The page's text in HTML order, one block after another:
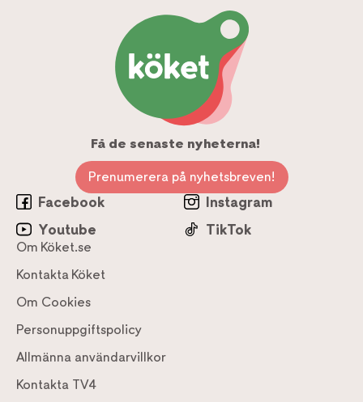
Få de senaste nyheterna!
Prenumerera på nyhetsbreven!
Facebook
Instagram
Youtube
TikTok
Om Köket.se
Kontakta Köket
Om Cookies
Personuppgiftspolicy
Allmänna användarvillkor
Kontakta TV4